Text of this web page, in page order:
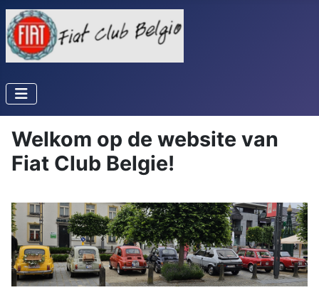
Welkom op de website van
Fiat Club Belgie!